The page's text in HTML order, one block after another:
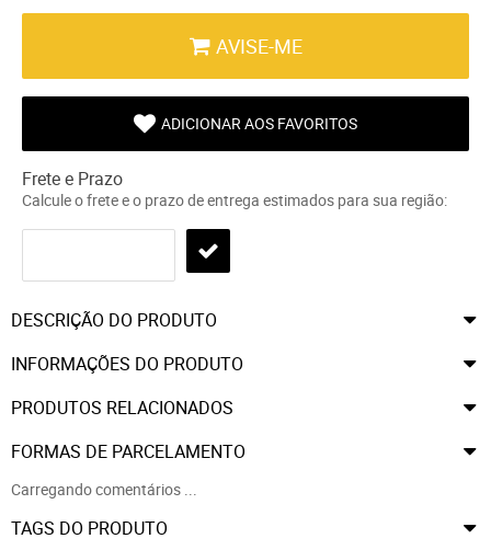
AVISE-ME
ADICIONAR AOS FAVORITOS
Frete e Prazo
Calcule o frete e o prazo de entrega estimados para sua região:
DESCRIÇÃO DO PRODUTO
INFORMAÇÕES DO PRODUTO
PRODUTOS RELACIONADOS
FORMAS DE PARCELAMENTO
Carregando comentários ...
TAGS DO PRODUTO